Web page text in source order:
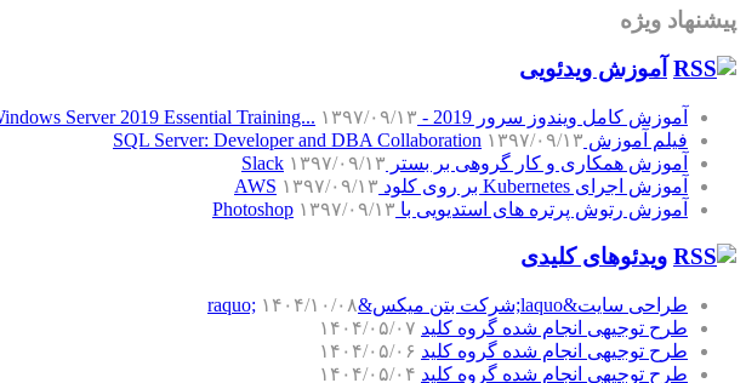
پیشنهاد ویژه
آموزش‌ ویدئویی
آموزش کامل ویندوز سرور 2019 - Windows Server 2019 Essential Training...
۱۳۹۷/۰۹/۱۳
فیلم آموزش SQL Server: Developer and DBA Collaboration ۱۳۹۷/۰۹/۱۳
آموزش همکاری و کار گروهی بر بستر Slack ۱۳۹۷/۰۹/۱۳
آموزش اجرای Kubernetes بر روی کلود AWS
۱۳۹۷/۰۹/۱۳
آموزش رتوش پرتره های استدیویی با Photoshop ۱۳۹۷/۰۹/۱۳
ویدئوهای کلیدی
طراحی سایت&laquo;شرکت بتن میکس&raquo;
۱۴۰۴/۱۰/۰۸
طرح توجیهی انجام شده گروه کلید ۱۴۰۴/۰۵/۰۷
طرح توجیهی انجام شده گروه کلید ۱۴۰۴/۰۵/۰۶
طرح توجیهی انجام شده گروه کلید ۱۴۰۴/۰۵/۰۴